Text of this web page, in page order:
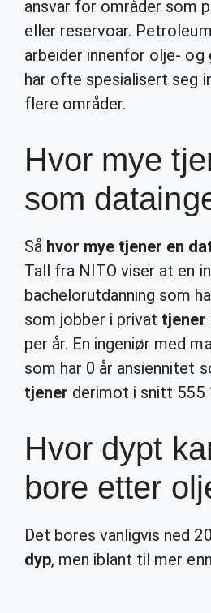
ansvar for områder som
eller reservoar.
arbeider innenfor olje- og
har ofte spesialisert seg
flere områder.
Hvor mye
som
Så hvor mye tjener en
Tall fra NITO viser at en
bachelorutdanning som
som jobber i privat tjener
per år. En ingeniør med
som har 0 år ansiennitet
tjener derimot i snitt 555
Hvor dypt
bore etter
Det bores vanligvis ned
dyp, men iblant til mer